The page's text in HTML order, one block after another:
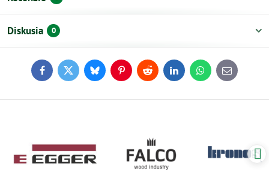
Diskusia 0
FacebookTwitterBlueskyPinterestReddit LinkedInWhatsApp
E-
mail